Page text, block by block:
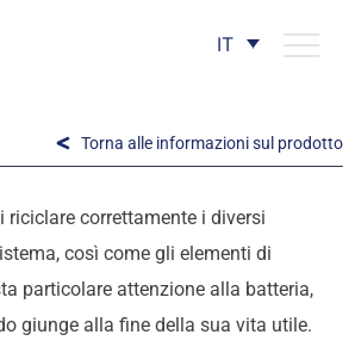
IT
Torna alle informazioni sul prodotto
riciclare correttamente i diversi
così come gli elementi di
particolare attenzione alla batteria,
giunge alla fine della sua vita utile.